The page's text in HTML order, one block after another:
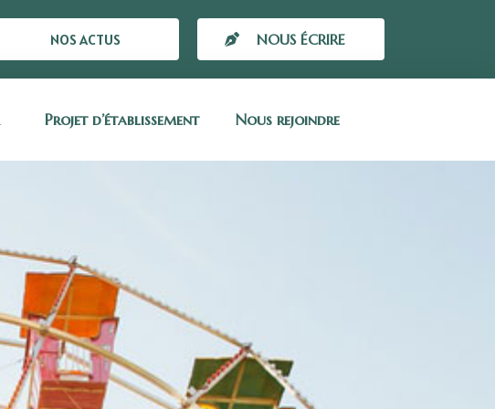
NOS ACTUS NOUS ÉCRIRE
Projet d’établissement Nous rejoindre